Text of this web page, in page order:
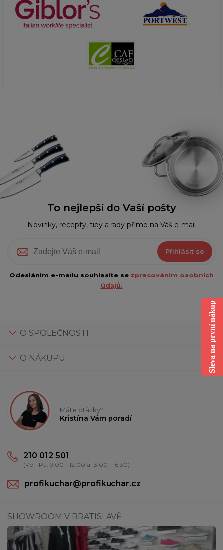
To nejlepší do Vaší pošty
Novinky, recepty, tipy a rady přímo na Váš e-mail
Přihlásit se
Odesláním e-mailu souhlasíte se zpracováním osobních
údajů.
O SPOLEČNOSTI
O NÁKUPU
Máte otázky?
Kristína Vám poradí
210 012 501
(Po - Pá: 9:00 - 12:00 a 13:00 - 16:30)
profikuchar@profikuchar.cz
SHOWROOM V BRATISLAVĚ
Sleva na první nákup